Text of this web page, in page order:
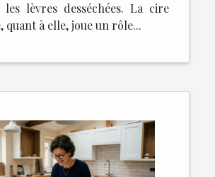
lèvres desséchées. La cire
quant à elle, joue un rôle...